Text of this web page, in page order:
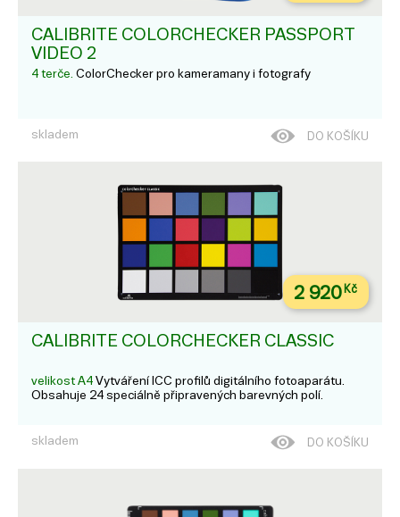
CALIBRITE COLORCHECKER PASSPORT
VIDEO 2
4 terče. ColorChecker pro kameramany i fotografy
skladem DO KOŠÍKU
2 920Kč
CALIBRITE COLORCHECKER CLASSIC
velikost A4 Vytváření ICC profilů digitálního fotoaparátu.
Obsahuje 24 speciálně připravených barevných polí.
skladem DO KOŠÍKU